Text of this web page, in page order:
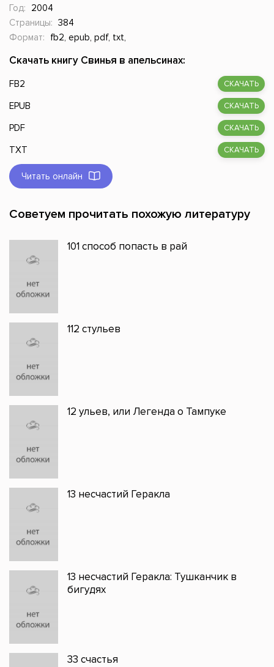
Год:
2004
Страницы: 384
Формат:
fb2, epub, pdf, txt,
Скачать книгу Свинья в апельсинах:
FB2 СКАЧАТЬ
EPUB СКАЧАТЬ
PDF СКАЧАТЬ
TXT СКАЧАТЬ
Читать онлайн
Советуем прочитать похожую литературу
101 способ попасть в рай
112 стульев
12 ульев, или Легенда о Тампуке
13 несчастий Геракла
13 несчастий Геракла: Тушканчик в
бигудях
33 счастья